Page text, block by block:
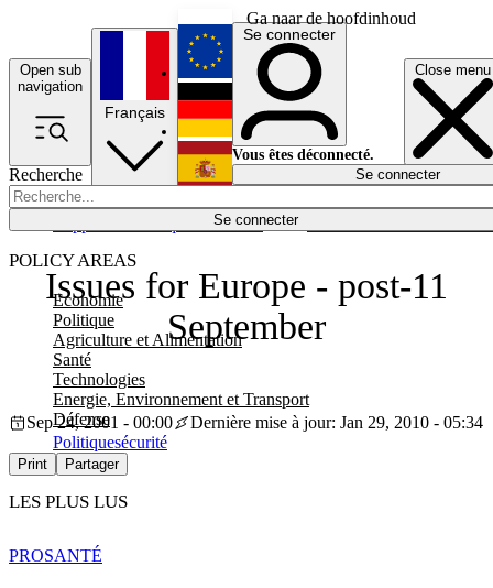
Ga naar de hoofdinhoud
Open sub
navigation
Close menu
Recherche
Se connecter
POLICY AREAS
Economie
Politique
Agriculture et Alimentation
Santé
Technologies
Energie, Environnement et Transport
Défense
Économie
Français
English
Deutsch
Español
Se connecter
Vous êtes déconnecté.
Se connecter
Issues for Europe - post-11
September
Sep 24, 2001 - 00:00
Dernière mise à jour: Jan 29, 2010 - 05:34
Politiquesécurité
Print Partager
LES PLUS LUS
PROSANTÉ